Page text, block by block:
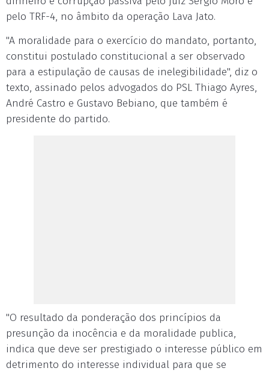
pelo TRF-4, no âmbito da operação Lava Jato.
"A moralidade para o exercício do mandato, portanto,
constitui postulado constitucional a ser observado
para a estipulação de causas de inelegibilidade", diz o
texto, assinado pelos advogados do PSL Thiago Ayres,
André Castro e Gustavo Bebiano, que também é
presidente do partido.
"O resultado da ponderação dos princípios da
presunção da inocência e da moralidade publica,
indica que deve ser prestigiado o interesse público em
detrimento do interesse individual para que se